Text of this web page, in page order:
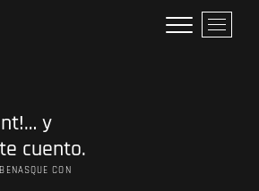
y
cuento.
CON
B
o